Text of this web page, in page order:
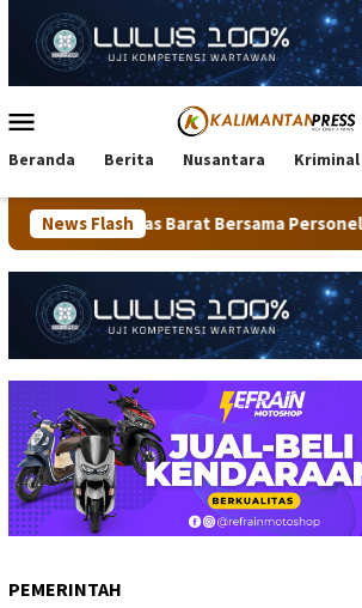
konten
Mobile
Beranda Berita Nusantara Kriminal
News Flash
Bersama Personel Dit Binmas Polda
PEMERINTAH